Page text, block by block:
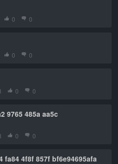
0 0
0 0
0 0
9765 485a aa5c
0 0
fa84 4f8f 857f bf6e94695afa